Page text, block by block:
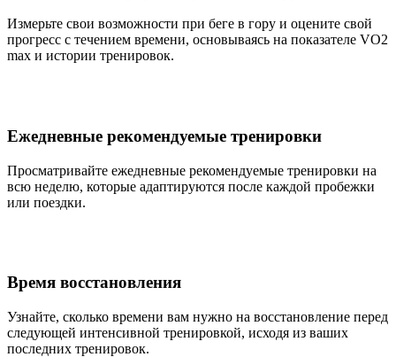
Измерьте свои возможности при беге в гору и оцените свой
прогресс с течением времени, основываясь на показателе VO2
max и истории тренировок.
Ежедневные рекомендуемые тренировки
Просматривайте ежедневные рекомендуемые тренировки на
всю неделю, которые адаптируются после каждой пробежки
или поездки.
Время восстановления
Узнайте, сколько времени вам нужно на восстановление перед
следующей интенсивной тренировкой, исходя из ваших
последних тренировок.